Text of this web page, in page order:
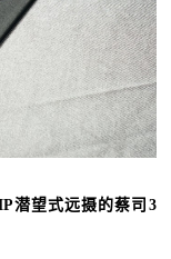
潜望式远摄的蔡司3